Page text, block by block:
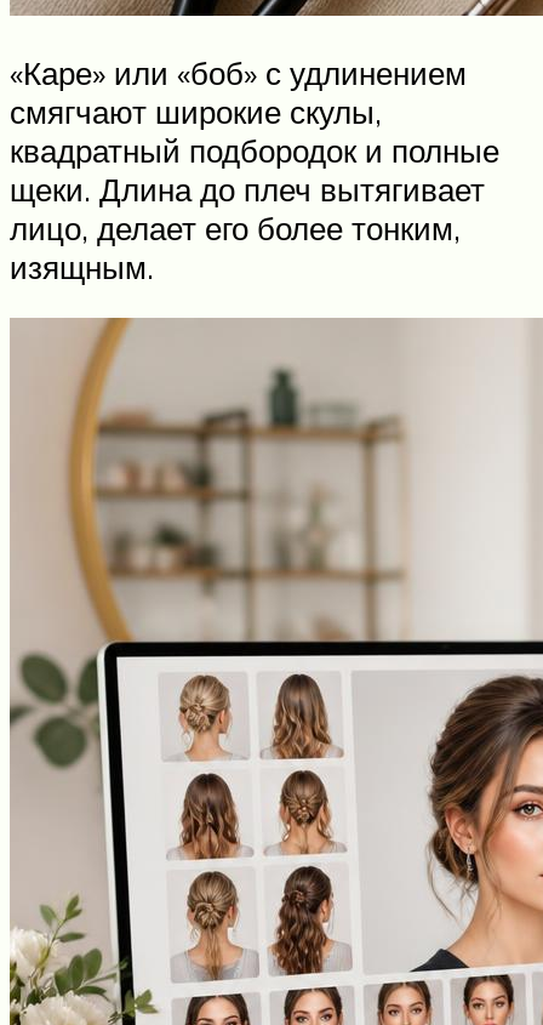
«Каре» или «боб» с удлинением
смягчают широкие скулы,
квадратный подбородок и полные
щеки. Длина до плеч вытягивает
лицо, делает его более тонким,
изящным.